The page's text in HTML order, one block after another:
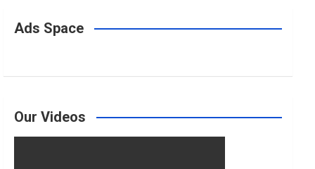
o r r
Ads Space
Our Videos